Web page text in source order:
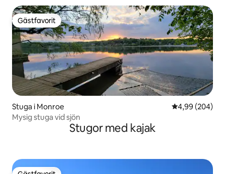
Gästfavorit
Gästfavorit
Stuga i Monroe 4,99 av 5 i
4,99 (204)
Mysig stuga vid sjön
Stugor med kajak